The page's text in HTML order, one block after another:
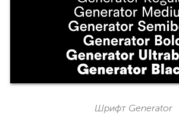
Шрифт Generator